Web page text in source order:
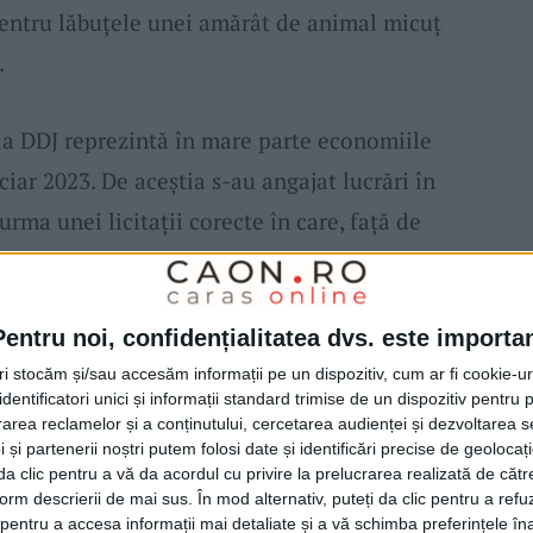
noi, confidențialitatea dvs. este
stocăm și/sau accesăm informații pe un dispozitiv, cum ar fi cookie-
unici și informații standard trimise de un dispozitiv pentru
reclamelor și a conținutului, cercetarea audienței și dezvoltarea
și partenerii noștri putem folosi date și identificări precise de
clic pentru a vă da acordul cu privire la prelucrarea realizată de
descrierii de mai sus. În mod alternativ, puteți da clic pentru a
a accesa informații mai detaliate și a vă schimba preferințele
lăbuțele unei amărât de animal micuț
DDJ reprezintă în mare parte economiile
2023. De aceștia s-au angajat lucrări în
unei licitații corecte în care, față de
PSD, am realizat cuMaxAgroeconomii
a retras niciun utilaj de nicăieri.
începere și un termen de execuție care
penalizați prin închiderea șantierelor ca
e laVrăniuț,așa va fi laApadia -Valeadeni,
și așa va fi laSichevița-Gârnic-Padina Matei
unde lucrările vor fi executate conform